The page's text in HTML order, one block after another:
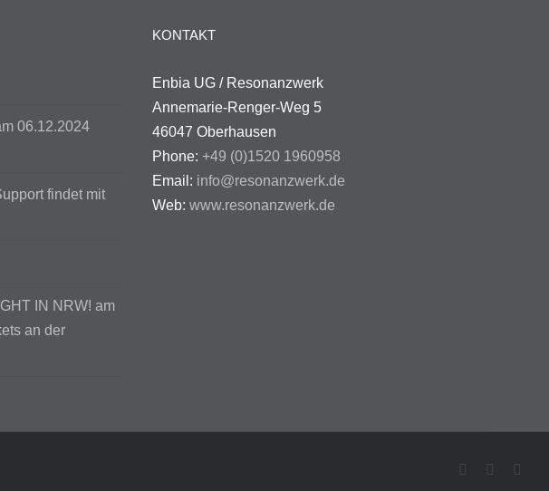
06.12.2024
findet mit
IN NRW! am
an der
KONTAKT
Enbia UG / Resonanzwerk
Annemarie-Renger-Weg 5
46047 Oberhausen
Phone: +49 (0)1520 1960958
Email: info@resonanzwerk.de
Web: www.resonanzwerk.de
FacebookInstagram